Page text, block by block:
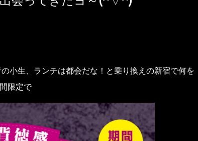
小生、ランチは都会だな！と乗り換えの新宿で何を
限定で